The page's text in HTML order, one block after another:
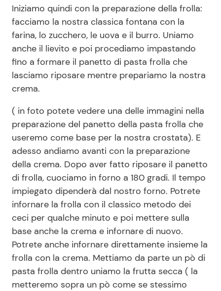
Iniziamo quindi con la preparazione della frolla:
facciamo la nostra classica fontana con la
farina, lo zucchero, le uova e il burro. Uniamo
anche il lievito e poi procediamo impastando
fino a formare il panetto di pasta frolla che
lasciamo riposare mentre prepariamo la nostra
crema.
( in foto potete vedere una delle immagini nella
preparazione del panetto della pasta frolla che
useremo come base per la nostra crostata). E
adesso andiamo avanti con la preparazione
della crema. Dopo aver fatto riposare il panetto
di frolla, cuociamo in forno a 180 gradi. Il tempo
impiegato dipenderà dal nostro forno. Potrete
infornare la frolla con il classico metodo dei
ceci per qualche minuto e poi mettere sulla
base anche la crema e infornare di nuovo.
Potrete anche infornare direttamente insieme la
frolla con la crema. Mettiamo da parte un pò di
pasta frolla dentro uniamo la frutta secca ( la
metteremo sopra un pò come se stessimo